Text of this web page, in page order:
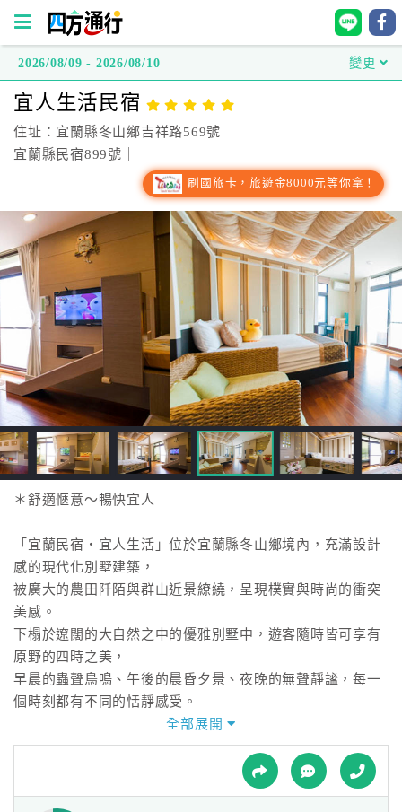
方
通
行
台
灣
訂
房
直
接
跟
飯
店
訂
HOT
特
色
民
宿
球
2026/08/09 - 2026/08/10 變更
宜人生活民宿
住址：宜蘭縣冬山鄉吉祥路569號
宜蘭縣民宿899號｜
刷國旅卡，旅遊金8000元等你拿！
＊舒適愜意～暢快宜人
「宜蘭民宿‧宜人生活」位於宜蘭縣冬山鄉境內，充滿設計
感的現代化別墅建築，
被廣大的農田阡陌與群山近景繚繞，呈現樸實與時尚的衝突
美感。
下榻於遼闊的大自然之中的優雅別墅中，遊客隨時皆可享有
原野的四時之美，
早晨的蟲聲鳥鳴、午後的晨昏夕景、夜晚的無聲靜謐，每一
個時刻都有不同的恬靜感受。
「宜蘭民宿‧宜人生活」位於羅東與冬山之間，鄰近景色秀
從民宿出發，前往湖光水色的梅花湖、美食匯聚的羅東夜
全部展開